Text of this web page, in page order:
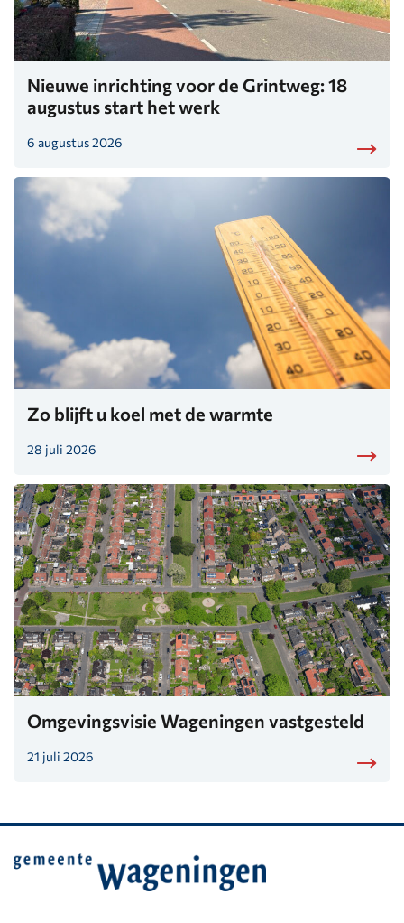
Nieuwe inrichting voor de Grintweg: 18
augustus start het werk
6 augustus 2026
Zo blijft u koel met de warmte
28 juli 2026
Omgevingsvisie Wageningen vastgesteld
21 juli 2026
Belangrijke
informatie